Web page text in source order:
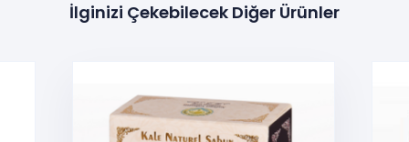
İlginizi Çekebilecek Diğer Ürünler